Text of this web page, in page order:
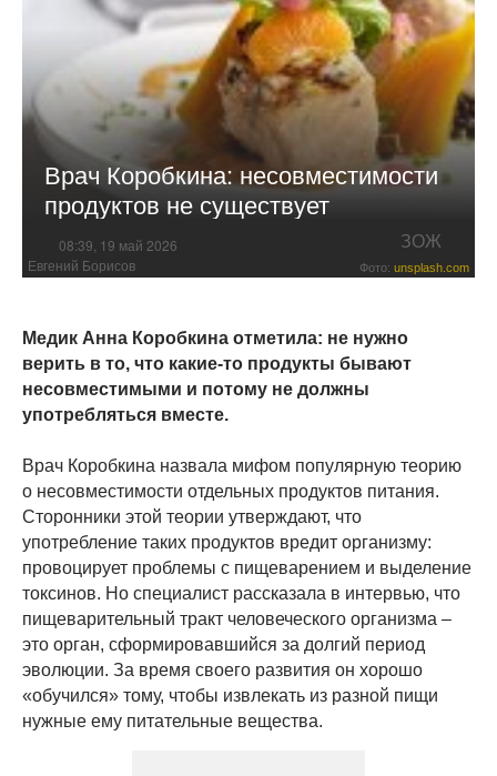
Врач Коробкина: несовместимости
продуктов не существует
08:39, 19 май 2026 ЗОЖ
Евгений Борисов Фото: unsplash.com
Медик Анна Коробкина отметила: не нужно
верить в то, что какие-то продукты бывают
несовместимыми и потому не должны
употребляться вместе.
Врач Коробкина назвала мифом популярную теорию
о несовместимости отдельных продуктов питания.
Сторонники этой теории утверждают, что
употребление таких продуктов вредит организму:
провоцирует проблемы с пищеварением и выделение
токсинов. Но специалист рассказала в интервью, что
пищеварительный тракт человеческого организма –
это орган, сформировавшийся за долгий период
эволюции. За время своего развития он хорошо
«обучился» тому, чтобы извлекать из разной пищи
нужные ему питательные вещества.